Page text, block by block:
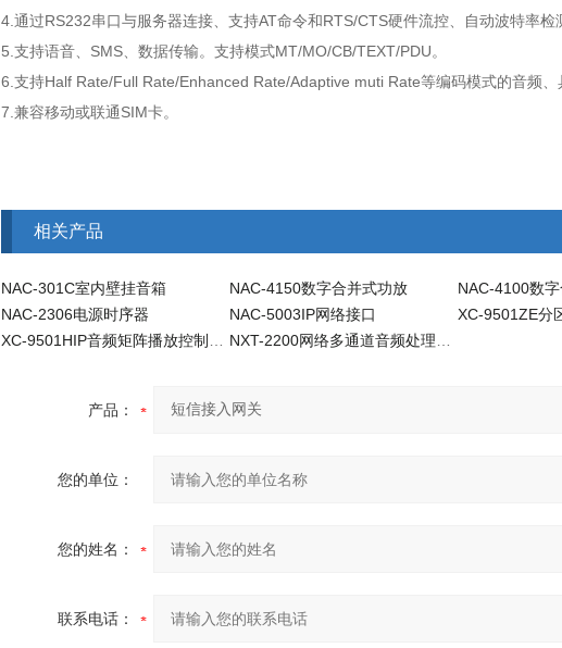
4.通过RS232串口与服务器连接、支持AT命令和RTS/CTS硬件流控、自动波特率检
5.支持语音、SMS、数据传输。支持模式MT/MO/CB/TEXT/PDU。
6.支持Half Rate/Full Rate/Enhanced Rate/Adaptive muti Rate等编码模式的音频、
7.兼容移动或联通SIM卡。
相关产品
NAC-301C室内壁挂音箱 NAC-4150数字合并式功放 NAC-4100数
NAC-2306电源时序器
NAC-5003IP网络接口
产品：
您的单位：
您的姓名：
联系电话：